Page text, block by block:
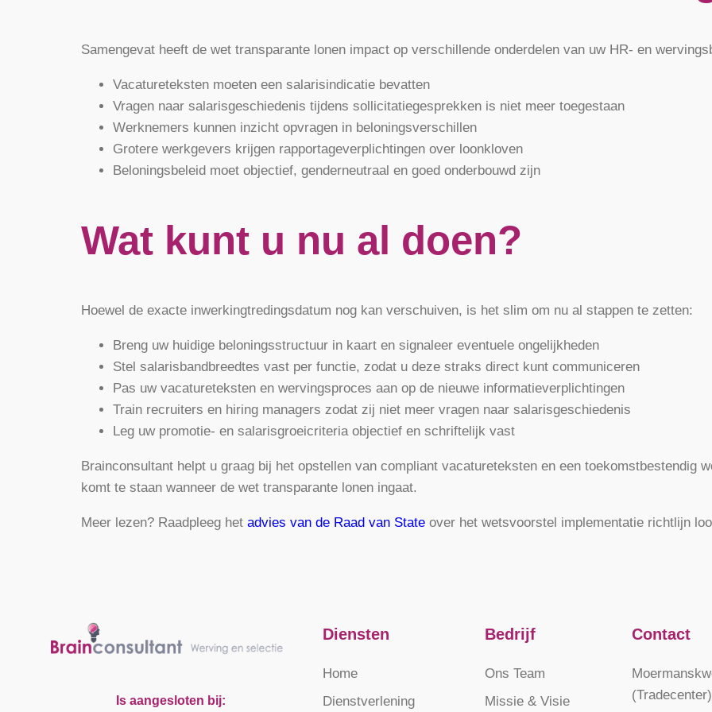
Samengevat heeft de wet transparante lonen impact op verschillende onderdelen van uw HR- en
Vacatureteksten moeten een salarisindicatie bevatten
Vragen naar salarisgeschiedenis tijdens sollicitatiegesprekken is niet meer toegestaan
Werknemers kunnen inzicht opvragen in beloningsverschillen
Grotere werkgevers krijgen rapportageverplichtingen over loonkloven
Beloningsbeleid moet objectief, genderneutraal en goed onderbouwd zijn
Wat kunt u nu al doen?
Hoewel de exacte inwerkingtredingsdatum nog kan verschuiven, is het slim om nu al stappen te zetten:
Breng uw huidige beloningsstructuur in kaart en signaleer eventuele ongelijkheden
Stel salarisbandbreedtes vast per functie, zodat u deze straks direct kunt communiceren
Pas uw vacatureteksten en wervingsproces aan op de nieuwe informatieverplichtingen
Train recruiters en hiring managers zodat zij niet meer vragen naar salarisgeschiedenis
Leg uw promotie- en salarisgroeicriteria objectief en schriftelijk vast
Brainconsultant helpt u graag bij het opstellen van compliant vacatureteksten en een toekomstbestendig
komt te staan wanneer de wet transparante lonen ingaat.
Meer lezen? Raadpleeg het advies van de Raad van State over het wetsvoorstel implementatie richtlijn
Is aangesloten bij:
Diensten
Home
Dienstverlening
Bedrijf
Ons Team
Missie & Visie
Contact
(Tradecenter)